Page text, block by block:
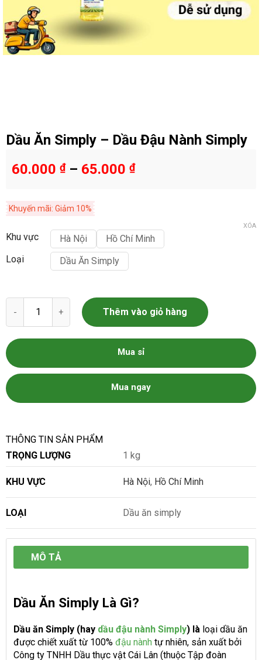
Dầu Ăn Simply – Dầu Đậu Nành Simply
60.000 ₫– 65.000 ₫
Khuyến mãi: Giảm 10%
Khu vực Hà Nội
Hồ Chí Minh
Loại
Dầu Ăn Simply
XÓA
Dầu Ăn Simply - Dầu Đậu Nành Simply số lượng
Thêm vào giỏ hàng
Mua sỉ
Mua ngay
THÔNG TIN SẢN PHẨM
TRỌNG LƯỢNG
1 kg
KHU VỰC Hà Nội, Hồ Chí Minh
LOẠI Dầu ăn simply
MÔ TẢ
Dầu Ăn Simply Là Gì?
Dầu ăn Simply (hay dầu đậu nành Simply) là loại dầu ăn
được chiết xuất từ 100% đậu nành tự nhiên, sản xuất bởi
Công ty TNHH Dầu thực vật Cái Lân (thuộc Tập đoàn